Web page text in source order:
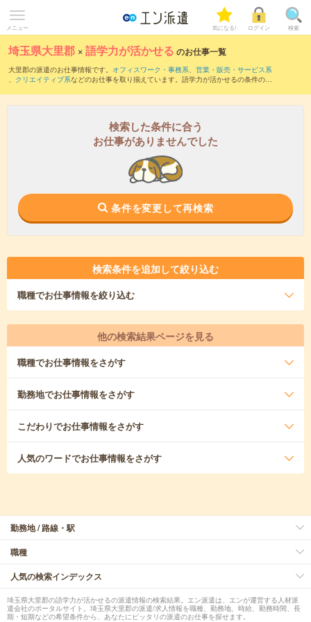
メニュー 気になる! ログイン 検索
埼玉県大里郡 ×語学力が活かせる のお仕事一覧
大里郡の派遣のお仕事情報です。 オフィスワーク・事務系、 営業・販売・サービス系
、 クリエイティブ系などのお仕事を取り揃えています。語学力が活かせるの条件の他
検索した条件に合う
お仕事がありませんでした
条件を変更して再検索
検索条件を追加して絞り込む
職種でお仕事情報を絞り込む
他の検索結果ページを見る
職種でお仕事情報をさがす
勤務地でお仕事情報をさがす
こだわりでお仕事情報をさがす
人気のワードでお仕事情報をさがす
勤務地 / 路線・駅
職種
人気の検索インデックス
埼玉県大里郡の語学力が活かせるの派遣情報の検索結果。エン派遣は、エンが運営する人材派
遣会社のポータルサイト。埼玉県大里郡の派遣/求人情報を職種、勤務地、時給、勤務時間、長
期・短期などの希望条件から、あなたにピッタリの派遣のお仕事を探せます。